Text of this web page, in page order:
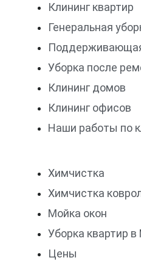
Клининг квартир
Генеральная
Уборка после
Клининг домов
Клининг офисов
Наши работы по
Химчистка
Химчистка
Мойка окон
Уборка квартир
Цены